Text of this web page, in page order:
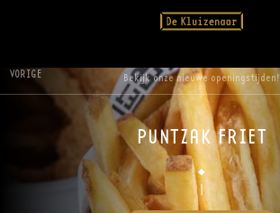
Bekijk onze nieuwe openingstijden!
VORIGE
PUNTZAK FRIET
/